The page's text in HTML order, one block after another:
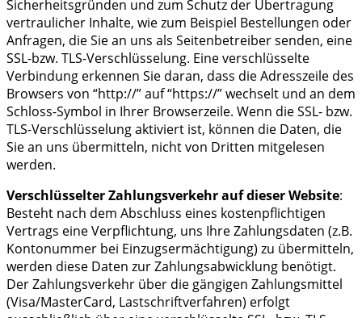
Sicherheitsgründen und zum Schutz der Übertragung
vertraulicher Inhalte, wie zum Beispiel Bestellungen oder
Anfragen, die Sie an uns als Seitenbetreiber senden, eine
SSL-bzw. TLS-Verschlüsselung. Eine verschlüsselte
Verbindung erkennen Sie daran, dass die Adresszeile des
Browsers von “http://” auf “https://” wechselt und an dem
Schloss-Symbol in Ihrer Browserzeile. Wenn die SSL- bzw.
TLS-Verschlüsselung aktiviert ist, können die Daten, die
Sie an uns übermitteln, nicht von Dritten mitgelesen
werden.
Verschlüsselter Zahlungsverkehr auf dieser Website:
Besteht nach dem Abschluss eines kostenpflichtigen
Vertrags eine Verpflichtung, uns Ihre Zahlungsdaten (z.B.
Kontonummer bei Einzugsermächtigung) zu übermitteln,
werden diese Daten zur Zahlungsabwicklung benötigt.
Der Zahlungsverkehr über die gängigen Zahlungsmittel
(Visa/MasterCard, Lastschriftverfahren) erfolgt